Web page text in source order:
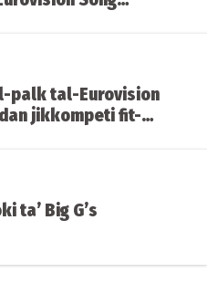
palk tal-Eurovision
jikkompeti fit-
ta’ Big G’s